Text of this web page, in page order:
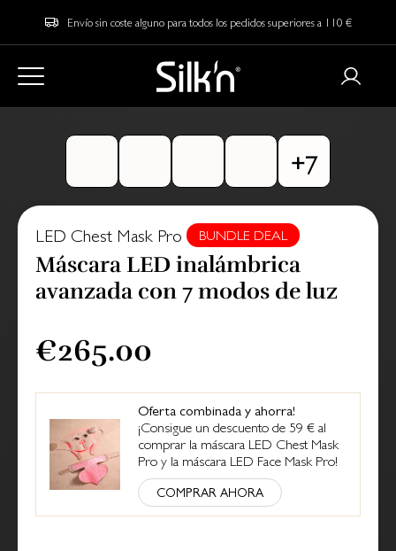
Envío sin coste alguno para todos los pedidos superiores a 110 €
LED Chest Mask Pro BUNDLE DEAL
Máscara LED inalámbrica
avanzada con 7 modos de luz
€265.00
Oferta combinada y ahorra!
¡Consigue un descuento de 59 € al
comprar la máscara LED Chest Mask
Pro y la máscara LED Face Mask Pro!
COMPRAR AHORA